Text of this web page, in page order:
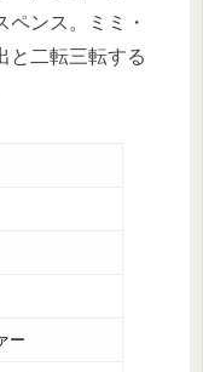
ンス。ミミ・
と二転三転する
カ
ー